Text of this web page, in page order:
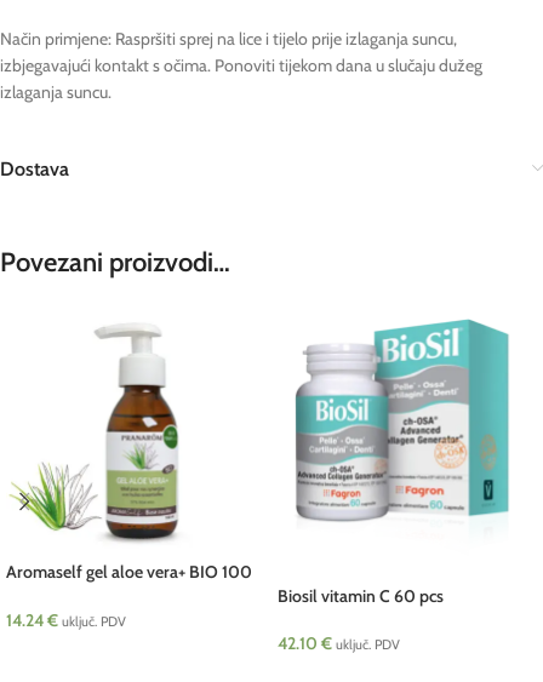
Način primjene: Raspršiti sprej na lice i tijelo prije izlaganja suncu,
izbjegavajući kontakt s očima. Ponoviti tijekom dana u slučaju dužeg
izlaganja suncu.
Dostava
Povezani proizvodi…
Aromaself gel aloe vera+ BIO 100
14.24€ uključ. PDV
Biosil vitamin C 60 pcs
42.10 € uključ. PDV